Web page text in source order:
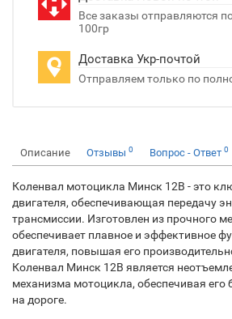
Все заказы отправляются
100гр
Доставка Укр-почтой
Отправляем только по
Описание Отзывы 0 Вопрос - Ответ 0
Коленвал мотоцикла Минск 12В - это
двигателя, обеспечивающая передачу
трансмиссии. Изготовлен из прочного
обеспечивает плавное и эффективное
двигателя, повышая его
Коленвал Минск 12В является
механизма мотоцикла, обеспечивая его
на дороге.